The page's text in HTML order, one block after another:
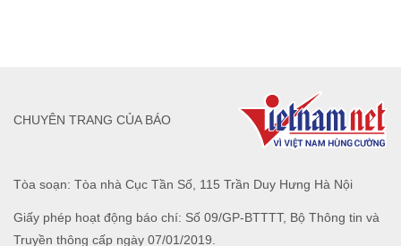
Tòa soạn: Tòa nhà Cục Tần Số, 115 Trần Duy Hưng Hà Nội
Giấy phép hoạt động báo chí: Số 09/GP-BTTTT, Bộ Thông tin và
Truyền thông cấp ngày 07/01/2019.
CHUYÊN TRANG CỦA BÁO